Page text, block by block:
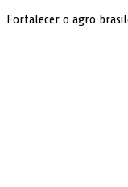
Fortalecer o agro